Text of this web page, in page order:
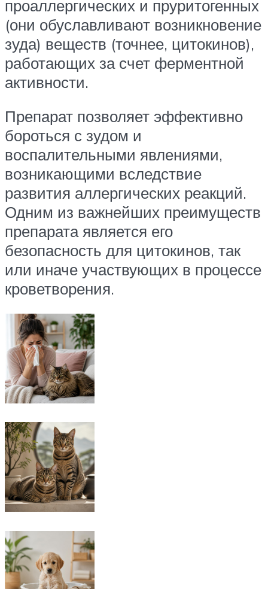
проаллергических и пруритогенных
(они обуславливают возникновение
зуда) веществ (точнее, цитокинов),
работающих за счет ферментной
активности.
Препарат позволяет эффективно
бороться с зудом и
воспалительными явлениями,
возникающими вследствие
развития аллергических реакций.
Одним из важнейших преимуществ
препарата является его
безопасность для цитокинов, так
или иначе участвующих в процессе
кроветворения.